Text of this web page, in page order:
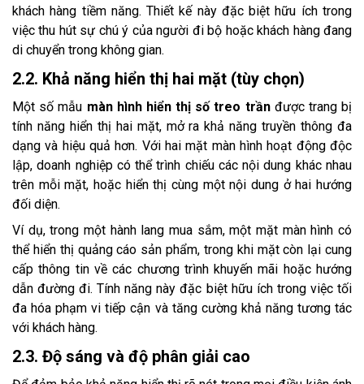
khách hàng tiềm năng. Thiết kế này đặc biệt hữu ích trong
việc thu hút sự chú ý của người đi bộ hoặc khách hàng đang
di chuyển trong không gian.
2.2. Khả năng hiển thị hai mặt (tùy chọn)
Một số mẫu màn hình hiển thị số treo trần được trang bị
tính năng hiển thị hai mặt, mở ra khả năng truyền thông đa
dạng và hiệu quả hơn. Với hai mặt màn hình hoạt động độc
lập, doanh nghiệp có thể trình chiếu các nội dung khác nhau
trên mỗi mặt, hoặc hiển thị cùng một nội dung ở hai hướng
đối diện.
Ví dụ, trong một hành lang mua sắm, một mặt màn hình có
thể hiển thị quảng cáo sản phẩm, trong khi mặt còn lại cung
cấp thông tin về các chương trình khuyến mãi hoặc hướng
dẫn đường đi. Tính năng này đặc biệt hữu ích trong việc tối
đa hóa phạm vi tiếp cận và tăng cường khả năng tương tác
với khách hàng.
2.3. Độ sáng và độ phân giải cao